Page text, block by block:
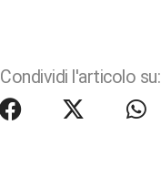
Condividi l'articolo su: